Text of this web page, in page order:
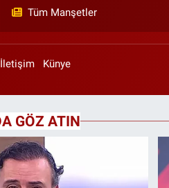
Tüm Manşetler
İletişim Künye